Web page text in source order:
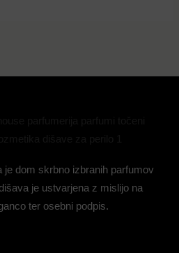
je dom skrbno izbranih parfumov
je ustvarjena z mislijo na
ter osebni podpis.